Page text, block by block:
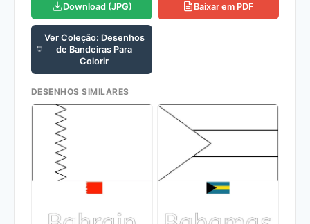
Download (JPG) Baixar em PDF
Ver Coleção: Desenhos
de Bandeiras Para
Colorir
DESENHOS SIMILARES